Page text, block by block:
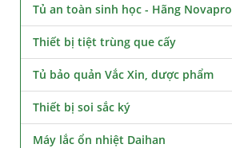
Tủ an toàn sinh học - Hãng Novapro
Thiết bị tiệt trùng que cấy
Tủ bảo quản Vắc Xin, dược phẩm
Thiết bị soi sắc ký
Máy lắc ổn nhiệt Daihan